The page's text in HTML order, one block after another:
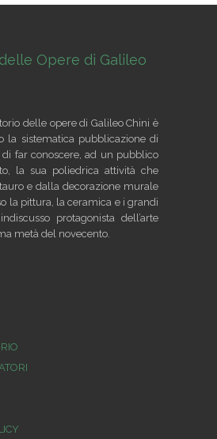
Opere di Galileo
delle opere di Galileo Chini è
la sistematica pubblicazione di
far conoscere, ad un pubblico
la sua poliedrica attività che
e dalla decorazione murale
la pittura, la ceramica e i grandi
protagonista dell’arte
metà del novecento.